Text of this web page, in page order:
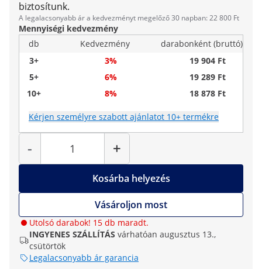
biztosítunk.
A legalacsonyabb ár a kedvezményt megelőző 30 napban: 22 800 Ft
Mennyiségi kedvezmény
db
Kedvezmény
darabonként (bruttó)
3+
3%
19 904 Ft
5+
6%
19 289 Ft
10+
8% 18 878 Ft
Kérjen személyre szabott ajánlatot 10+ termékre
-
Mennyiség
+
Kosárba helyezés
Vásároljon most
Utolsó darabok! 15 db maradt.
INGYENES SZÁLLÍTÁS várhatóan augusztus 13.,
csütörtök
Legalacsonyabb ár garancia